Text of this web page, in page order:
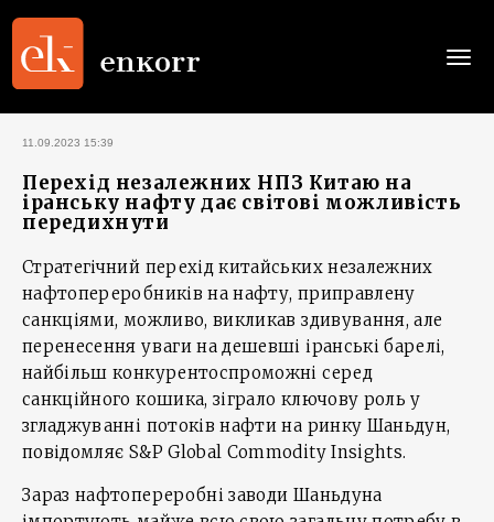
11.09.2023 15:39
Перехід незалежних НПЗ Китаю на
іранську нафту дає світові можливість
передихнути
Стратегічний перехід китайських незалежних
нафтопереробників на нафту, приправлену
санкціями, можливо, викликав здивування, але
перенесення уваги на дешевші іранські барелі,
найбільш конкурентоспроможні серед
санкційного кошика, зіграло ключову роль у
згладжуванні потоків нафти на ринку Шаньдун,
повідомляє S&P Global Commodity Insights.
Зараз нафтопереробні заводи Шаньдуна